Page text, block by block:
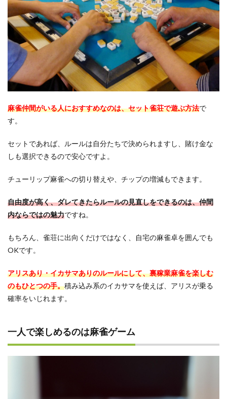
麻雀仲間がいる人におすすめなのは、セット雀荘で遊ぶ方法で
す。
セットであれば、ルールは自分たちで決められますし、賭け金な
しも選択できるので安心ですよ。
チューリップ麻雀への切り替えや、チップの増減もできます。
自由度が高く、ダレてきたらルールの見直しをできるのは、仲間
内ならではの魅力ですね。
もちろん、雀荘に出向くだけではなく、自宅の麻雀卓を囲んでも
OKです。
アリスあり・イカサマありのルールにして、裏稼業麻雀を楽しむ
のもひとつの手。積み込み系のイカサマを使えば、アリスが乗る
確率をいじれます。
一人で楽しめるのは麻雀ゲーム